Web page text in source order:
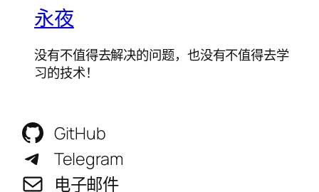
永夜
没有不值得去解决的问题，也没有不值得去学
习的技术！
GitHub
Telegram
电子邮件